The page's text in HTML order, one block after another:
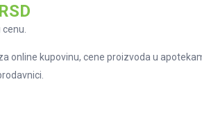
RSD
online kupovinu, cene proizvoda u